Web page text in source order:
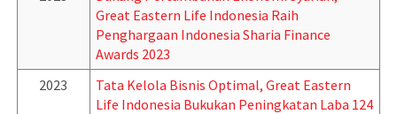
Great Eastern Life Indonesia Raih
Penghargaan Indonesia Sharia Finance
Awards 2023
2023
Tata Kelola Bisnis Optimal, Great Eastern
Life Indonesia Bukukan Peningkatan Laba 124